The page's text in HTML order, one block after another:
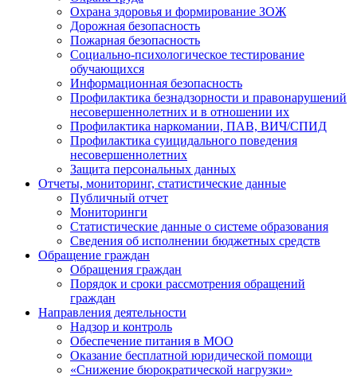
Охрана здоровья и формирование ЗОЖ
Дорожная безопасность
Пожарная безопасность
Социально-психологическое тестирование
обучающихся
Информационная безопасность
Профилактика безнадзорности и правонарушений
несовершеннолетних и в отношении их
Профилактика наркомании, ПАВ, ВИЧ/СПИД
Профилактика суицидального поведения
несовершеннолетних
Защита персональных данных
Отчеты, мониторинг, статистические данные
Публичный отчет
Мониторинги
Статистические данные о системе образования
Сведения об исполнении бюджетных средств
Обращение граждан
Обращения граждан
Порядок и сроки рассмотрения обращений
граждан
Направления деятельности
Надзор и контроль
Обеспечение питания в МОО
Оказание бесплатной юридической помощи
«Снижение бюрократической нагрузки»